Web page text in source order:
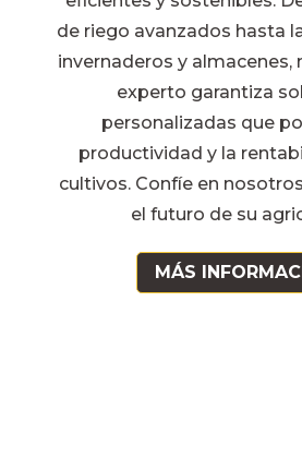
de riego avanzados hasta
invernaderos y almacenes,
experto garantiza
personalizadas que
productividad y la
cultivos. Confíe en
el futuro de su
MÁS